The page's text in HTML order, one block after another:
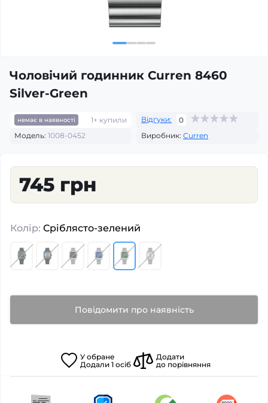
Чоловічий годинник Curren 8460
Silver-Green
немає в наявності 1+ купили Відгуки:
0
Модель: 1008-0452 Виробник: Curren
745 грн
Колір: Сріблясто-зелений
Повідомити про наявність
У обране
Додали 1 осіб
Додати
до порівняння